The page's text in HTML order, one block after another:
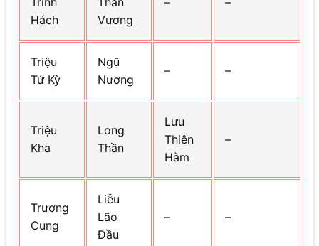
Hách
Vương
Triệu
Tử Kỳ
Ngũ
Nương
– –
Triệu
Kha
Long
Thần
Lưu
Thiên
Hàm
–
Trương
Cung
Liễu
Lão
Đầu
– –